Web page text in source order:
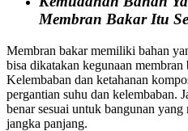
Membran Bakar Itu
Membran bakar memiliki bahan
bisa dikatakan kegunaan
Kelembaban dan ketahanan
pergantian suhu dan kelembaban.
benar sesuai untuk bangunan
jangka panjang.